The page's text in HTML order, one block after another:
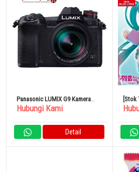
Panasonic LUMIX G9 Kamera
Mirrorless Interchangeable-lens
Hubungi Kami
Detail